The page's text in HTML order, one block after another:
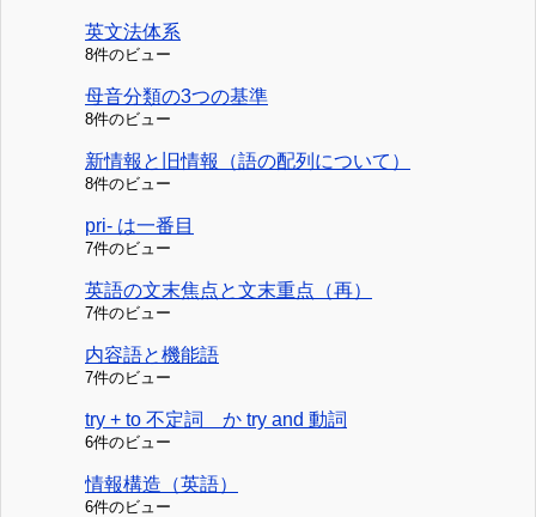
英文法体系
8件のビュー
母音分類の3つの基準
8件のビュー
新情報と旧情報（語の配列について）
8件のビュー
pri- は一番目
7件のビュー
英語の文末焦点と文末重点（再）
7件のビュー
内容語と機能語
7件のビュー
try + to 不定詞 か try and 動詞
6件のビュー
情報構造（英語）
6件のビュー